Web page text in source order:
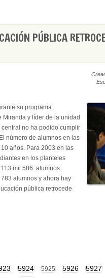
PÚBLICA
su programa
Miranda y líder de la unidad
no ha podido cumplir
número de alumnos en las
años. Para 2003 en las
en los planteles
mil 586 alumnos.
alumnos y ahora hay
pública retrocede
5924 5925 5926 5927